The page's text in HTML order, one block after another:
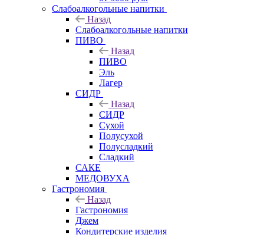
Слабоалкогольные напитки
Назад
Слабоалкогольные напитки
ПИВО
Назад
ПИВО
Эль
Лагер
СИДР
Назад
СИДР
Сухой
Полусухой
Полусладкий
Сладкий
САКЕ
МЕДОВУХА
Гастрономия
Назад
Гастрономия
Джем
Кондитерские изделия